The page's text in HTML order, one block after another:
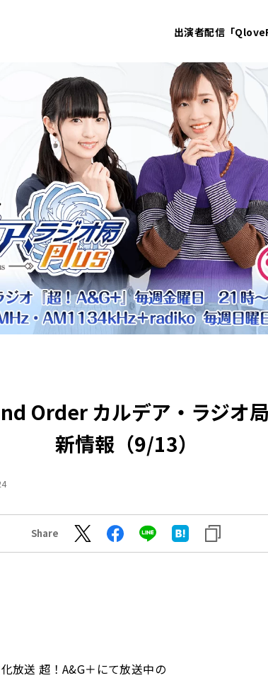
出演者配信「
Order カルデア・ラジオ
新情報（9/13）
Share
放送 超！A&G＋にて放送中の